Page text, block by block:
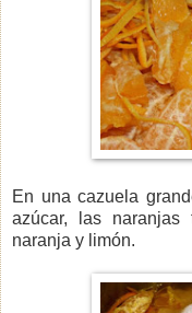
En una cazuela
azúcar, las
naranja y limón.